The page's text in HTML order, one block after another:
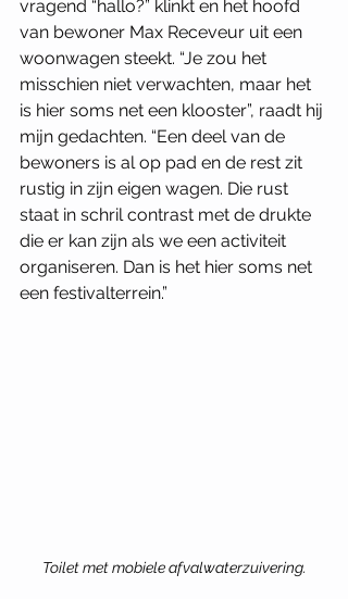
vragend “hallo?” klinkt en het hoofd
van bewoner Max Receveur uit een
woonwagen steekt. “Je zou het
misschien niet verwachten, maar het
is hier soms net een klooster”, raadt hij
mijn gedachten. “Een deel van de
bewoners is al op pad en de rest zit
rustig in zijn eigen wagen. Die rust
staat in schril contrast met de drukte
die er kan zijn als we een activiteit
organiseren. Dan is het hier soms net
een festivalterrein.”
Toilet met mobiele afvalwaterzuivering.